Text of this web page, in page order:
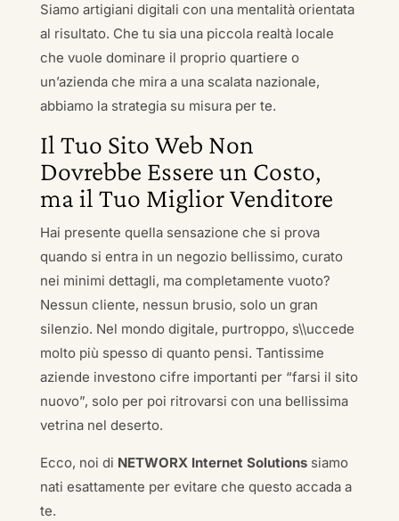
Siamo artigiani digitali con una mentalità orientata
al risultato. Che tu sia una piccola realtà locale
che vuole dominare il proprio quartiere o
un’azienda che mira a una scalata nazionale,
abbiamo la strategia su misura per te.
Il Tuo Sito Web Non
Dovrebbe Essere un Costo,
ma il Tuo Miglior Venditore
Hai presente quella sensazione che si prova
quando si entra in un negozio bellissimo, curato
nei minimi dettagli, ma completamente vuoto?
Nessun cliente, nessun brusio, solo un gran
silenzio. Nel mondo digitale, purtroppo, s\\uccede
molto più spesso di quanto pensi. Tantissime
aziende investono cifre importanti per “farsi il sito
nuovo”, solo per poi ritrovarsi con una bellissima
vetrina nel deserto.
Ecco, noi di NETWORX Internet Solutionssiamo
nati esattamente per evitare che questo accada a
te.